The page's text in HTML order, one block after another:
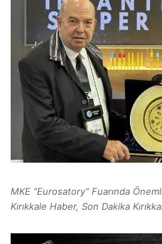
MKE ”Eurosatory” Fuarında
Kırıkkale Haber, Son Dakika